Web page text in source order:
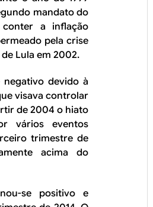
mandato do
a inflação
pela crise
Lula em 2002.
devido à
visava controlar
de 2004 o hiato
vários eventos
trimestre de
acima do
se positivo e